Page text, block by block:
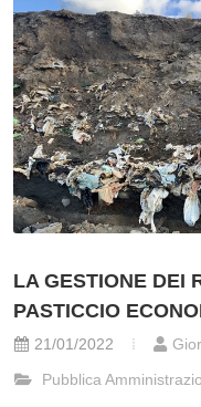
LA GESTIONE DEI
PASTICCIO
21/01/2022
Pubblica